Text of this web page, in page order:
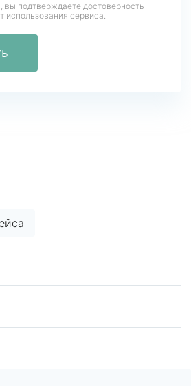
вы подтверждаете достоверность
использования сервиса.